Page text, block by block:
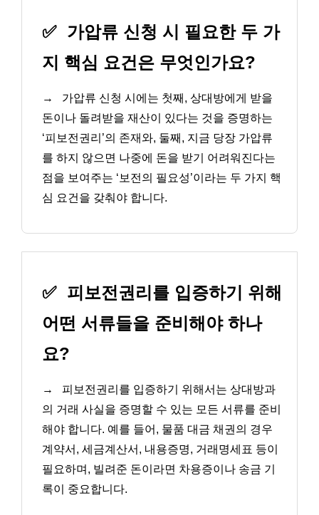
✅ 가압류 신청 시 필요한 두 가
지 핵심 요건은 무엇인가요?
→
가압류 신청 시에는 첫째, 상대방에게 받을
돈이나 돌려받을 재산이 있다는 것을 증명하는
‘피보전권리’의 존재와, 둘째, 지금 당장 가압류
를 하지 않으면 나중에 돈을 받기 어려워진다는
점을 보여주는 ‘보전의 필요성’이라는 두 가지 핵
심 요건을 갖춰야 합니다.
✅ 피보전권리를 입증하기 위해
어떤 서류들을 준비해야 하나
요?
→
피보전권리를 입증하기 위해서는 상대방과
의 거래 사실을 증명할 수 있는 모든 서류를 준비
해야 합니다. 예를 들어, 물품 대금 채권의 경우
계약서, 세금계산서, 내용증명, 거래명세표 등이
필요하며, 빌려준 돈이라면 차용증이나 송금 기
록이 중요합니다.